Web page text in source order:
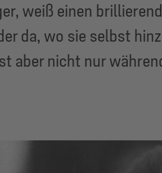
weiß einen
da, wo sie selbst
aber nicht nur